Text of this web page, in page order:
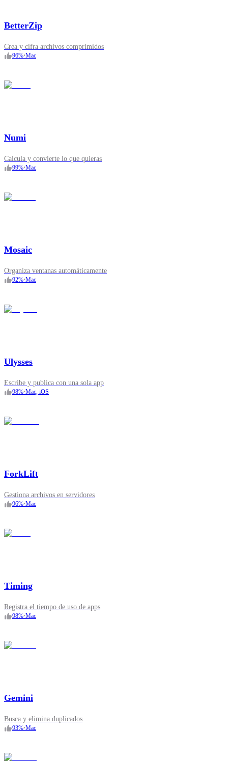
BetterZip
Crea y cifra archivos comprimidos
96%•Mac
Numi
Calcula y convierte lo que quieras
99%•Mac
Mosaic
Organiza ventanas automáticamente
92%•Mac
Ulysses
Escribe y publica con una sola app
98%•Mac, iOS
ForkLift
Gestiona archivos en servidores
96%•Mac
Timing
Registra el tiempo de uso de apps
98%•Mac
Gemini
Busca y elimina duplicados
93%•Mac